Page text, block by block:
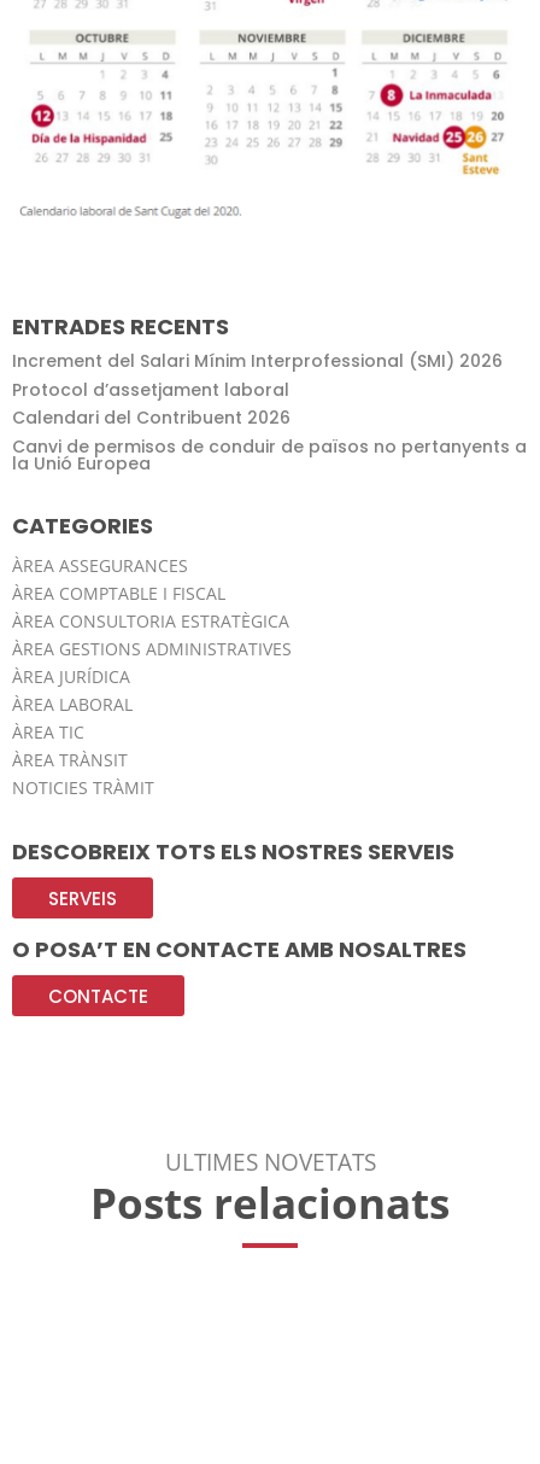
ENTRADES RECENTS
Increment del Salari Mínim Interprofessional (SMI) 2026
Protocol d’assetjament laboral
Calendari del Contribuent 2026
Canvi de permisos de conduir de països no pertanyents a
la Unió Europea
CATEGORIES
ÀREA ASSEGURANCES
ÀREA COMPTABLE I FISCAL
ÀREA CONSULTORIA ESTRATÈGICA
ÀREA GESTIONS ADMINISTRATIVES
ÀREA JURÍDICA
ÀREA LABORAL
ÀREA TIC
ÀREA TRÀNSIT
NOTICIES TRÀMIT
DESCOBREIX TOTS ELS NOSTRES SERVEIS
SERVEIS
O POSA’T EN CONTACTE AMB NOSALTRES
CONTACTE
ULTIMES NOVETATS
Posts relacionats